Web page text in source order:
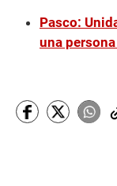
Pasco:
una